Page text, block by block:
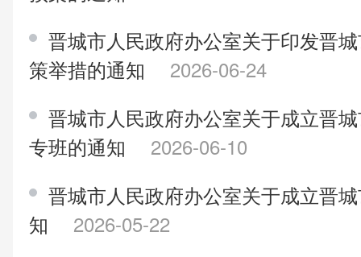
晋城市人民政府办公室关于印发晋
策举措的通知
2026-06-24
晋城市人民政府办公室关于成立晋
专班的通知
2026-06-10
晋城市人民政府办公室关于成立晋
知
2026-05-22